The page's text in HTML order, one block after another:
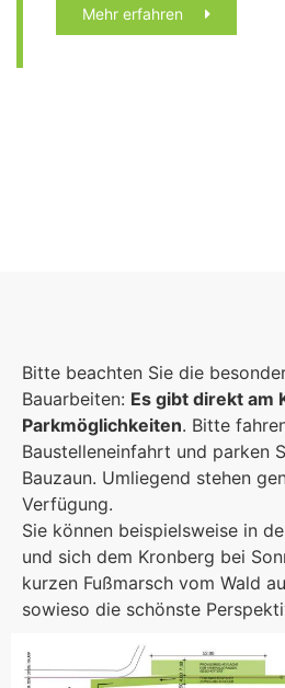
Mehr erfahren
Bitte beachten Sie die
Bauarbeiten: Es gibt direkt am
Parkmöglichkeiten. Bitte
Baustelleneinfahrt und parken
Bauzaun. Umliegend stehen
Verfügung.
Sie können beispielsweise in
und sich dem Kronberg bei
kurzen Fußmarsch vom Wald
sowieso die schönste